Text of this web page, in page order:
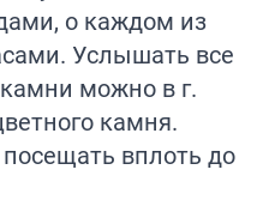
о каждом из
Услышать все
можно в г.
камня.
вплоть до